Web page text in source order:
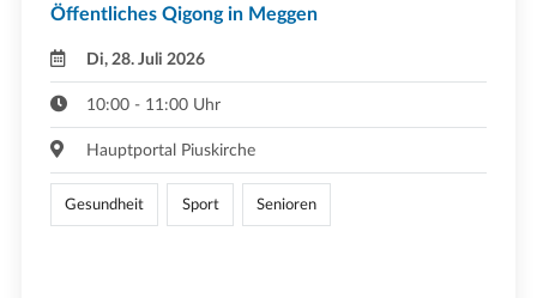
Öffentliches Qigong in Meggen
Di, 28. Juli 2026
10:00 - 11:00 Uhr
Hauptportal Piuskirche
Gesundheit Sport Senioren